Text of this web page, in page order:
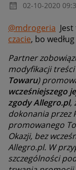
‎02-10-2020
@mdrogeria
czacie, bo
Partner
modyfikacji
Towaru)
wcześniejszego
zgody Allegro.pl,
dokonania przez
promowanego
Okazji, bez
Allegro.pl. W
szczególności